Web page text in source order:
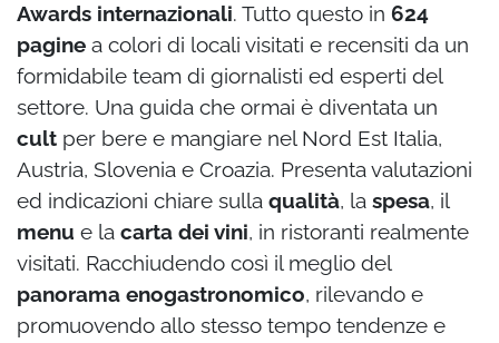
Awards internazionali. Tutto questo in 624
pagine a colori di locali visitati e recensiti da un
formidabile team di giornalisti ed esperti del
settore. Una guida che ormai è diventata un
cult per bere e mangiare nel Nord Est Italia,
Austria, Slovenia e Croazia. Presenta valutazioni
ed indicazioni chiare sulla qualità, la spesa, il
menu e la carta dei vini, in ristoranti realmente
visitati. Racchiudendo così il meglio del
panorama enogastronomico, rilevando e
promuovendo allo stesso tempo tendenze e